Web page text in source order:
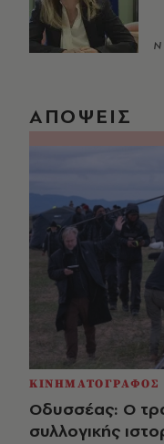
ΑΠΟΨΕΙΣ
ΚΙΝΗΜΑΤΟΓΡΑΦΟΣ
Οδυσσέας: Ο
συλλογικής